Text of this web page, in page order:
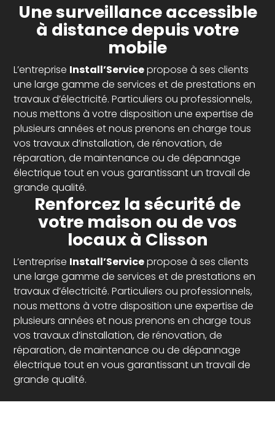
Une surveillance accessible
à distance depuis votre
mobile
L’entreprise Install’Servicepropose à ses clients
une large gamme de services et de prestations en
travaux d’électricité. Particuliers ou professionnels,
nous mettons à votre disposition une expertise de
plusieurs années et nous prenons en charge tous
vos travaux d’installation, de rénovation, de
réparation, de maintenance ou de dépannage
électrique tout en vous garantissant un travail de
grande qualité.
Renforcez la sécurité de
votre maison ou de vos
locaux à Clisson
L’entreprise Install’Servicepropose à ses clients
une large gamme de services et de prestations en
travaux d’électricité. Particuliers ou professionnels,
nous mettons à votre disposition une expertise de
plusieurs années et nous prenons en charge tous
vos travaux d’installation, de rénovation, de
réparation, de maintenance ou de dépannage
électrique tout en vous garantissant un travail de
grande qualité.